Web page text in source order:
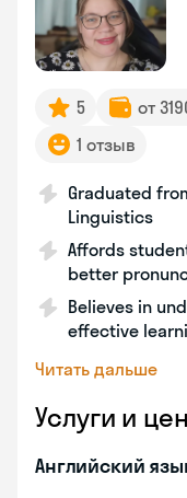
5 от
1 отзыв
Graduated
Linguistics
Affords
better
Believes in
effective
Читать дальше
Услуги и
Английский